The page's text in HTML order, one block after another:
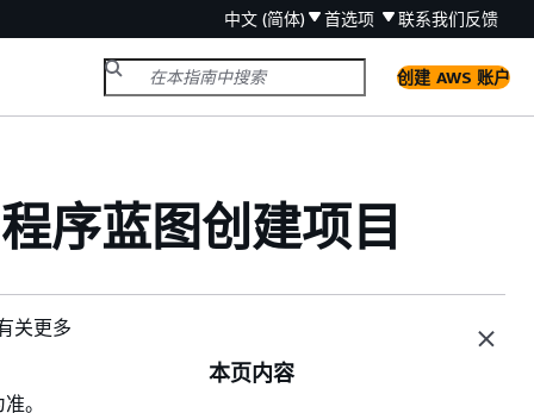
中文 (简体) 首选项 联系我们反馈
创建 AWS 账户
序蓝图创建项目
关更多
。
本页内容